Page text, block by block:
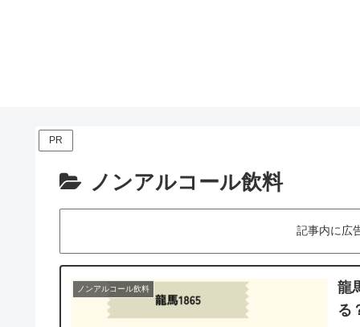
PR
ノンアルコール飲料
記事内に広
ノンアルコール飲料
龍
る